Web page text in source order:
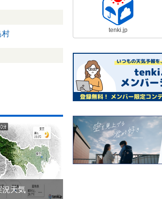
村
況天気
tenki.jp